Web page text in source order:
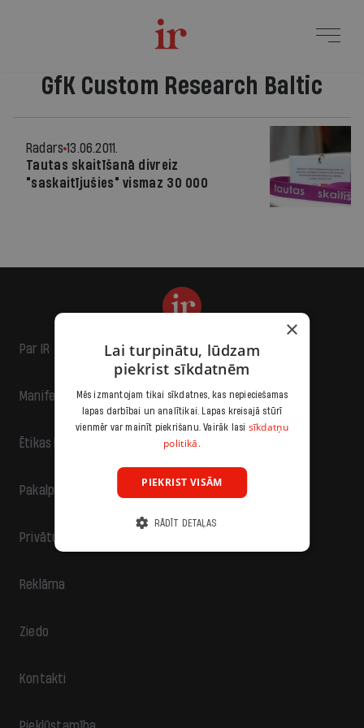
GfK Custom Research Baltic
Radars 13.06.2011.
Tautas skaitīšanā divreiz
"saskaitījušies" vismaz 30 000
Par IR
Manifests
Ētikas kodekss
Pakalpojumu sniegšanas noteikumi
Privātuma politika
Reklāma
Ziedo
Kontakti
×
Lai turpinātu, lūdzam
piekrist sīkdatnēm
Mēs izmantojam tikai sīkdatnes, kas nepieciešamas
lapas darbībai un analītikai. Lapas kreisajā stūrī
vienmēr var mainīt piekrišanu. Vairāk lasi sīkdatņu
politikā.
PIEKRIST VISĀM
RĀDĪT DETAĻAS